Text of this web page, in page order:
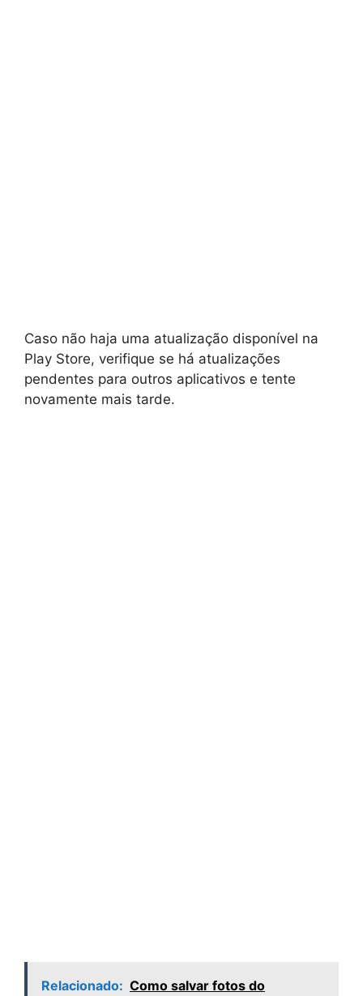
Caso não haja uma atualização disponível na
Play Store, verifique se há atualizações
pendentes para outros aplicativos e tente
novamente mais tarde.
Relacionado: Como salvar fotos do